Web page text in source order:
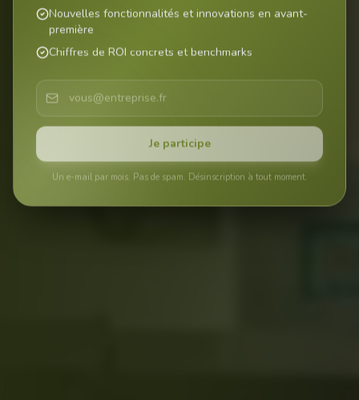
Nouvelles fonctionnalités et innovations en avant-
première
Chiffres de ROI concrets et benchmarks
Je participe
Un e-mail par mois. Pas de spam. Désinscription à tout moment.